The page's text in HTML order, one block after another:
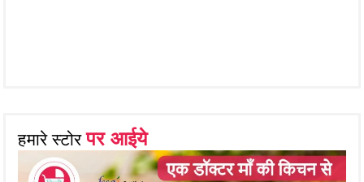
हमारे स्टोरपर आईये